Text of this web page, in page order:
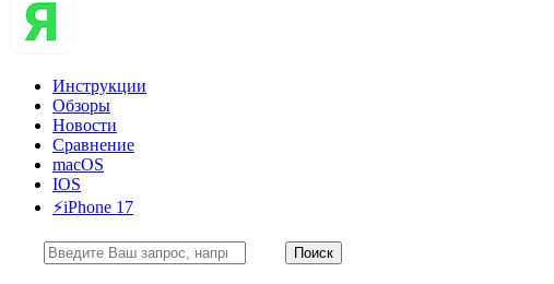
Инструкции
Обзоры
Новости
Сравнение
macOS
IOS
⚡️iPhone 17